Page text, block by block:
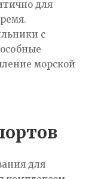
для
с
морской
для